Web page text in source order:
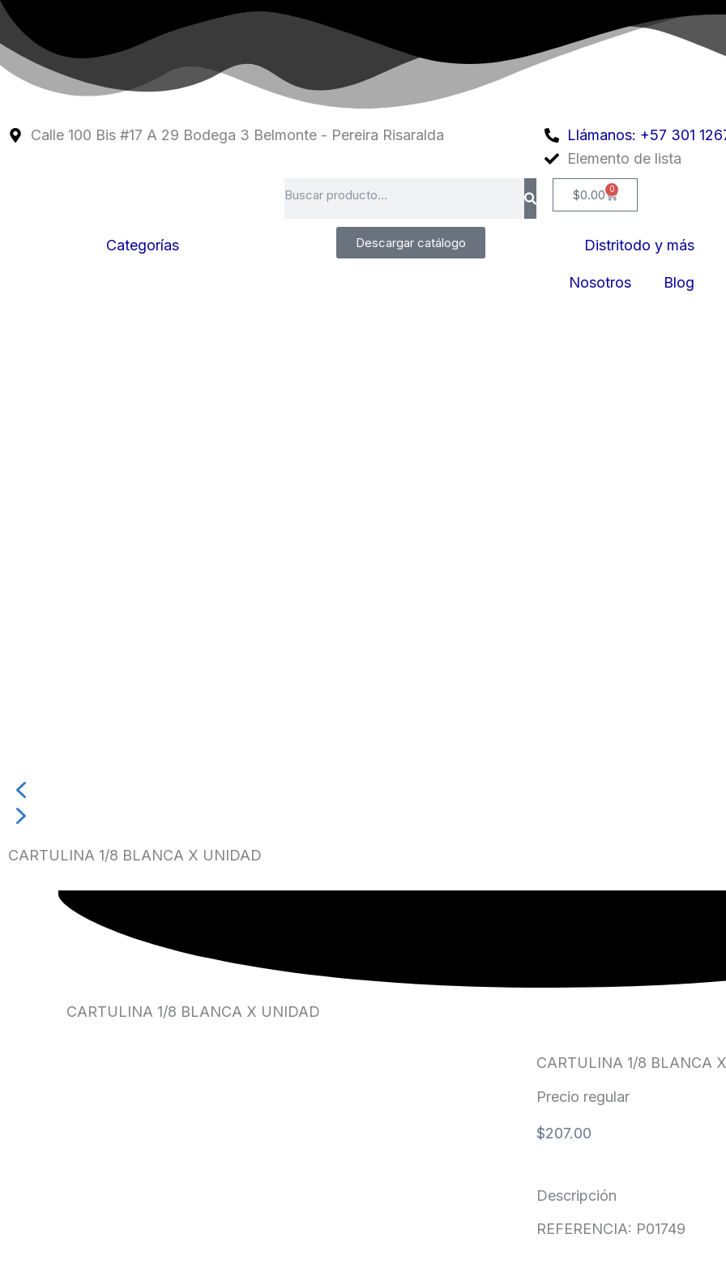
Ir
contenido
Calle 100 Bis #17 A 29 Bodega 3 Belmonte - Pereira Risaralda Llámanos: +57 301
Elemento de lista
$0.00 0
Cart
Categorías Descargar catálogo Distritodo y más
Nosotros Blog
CARTULINA 1/8 BLANCA X UNIDAD
CARTULINA 1/8 BLANCA X UNIDAD
CARTULINA 1/8 BLANCA
Precio regular
$207.00
Descripción
REFERENCIA: P01749